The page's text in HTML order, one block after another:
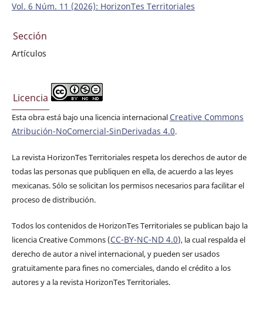
Vol. 6 Núm. 11 (2026): HorizonTes Territoriales
Sección
Artículos
Licencia
Esta obra está bajo una licencia internacional Creative Commons
Atribución-NoComercial-SinDerivadas 4.0.
La revista HorizonTes Territoriales respeta los derechos de autor de
todas las personas que publiquen en ella, de acuerdo a las leyes
mexicanas. Sólo se solicitan los permisos necesarios para facilitar el
proceso de distribución.
Todos los contenidos de HorizonTes Territoriales se publican bajo la
licencia Creative Commons (CC-BY-NC-ND 4.0), la cual respalda el
derecho de autor a nivel internacional, y pueden ser usados
gratuitamente para fines no comerciales, dando el crédito a los
autores y a la revista HorizonTes Territoriales.